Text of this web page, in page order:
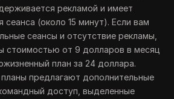
рекламой и имеет
сеанса (около 15 минут). Если вам
сеансы и отсутствие рекламы,
стоимостью от 9 долларов в месяц
план за 24 доллара.
предлагают дополнительные
доступ, выделенные